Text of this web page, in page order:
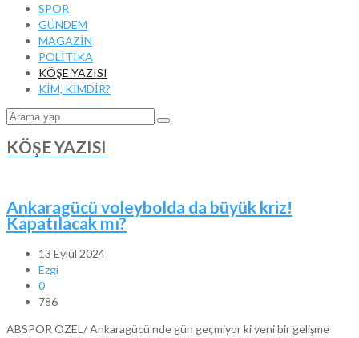
SPOR
GÜNDEM
MAGAZİN
POLİTİKA
KÖŞE YAZISI
KİM, KİMDİR?
KÖŞE YAZISI
Ankaragücü voleybolda da büyük kriz!
Kapatılacak mı?
13 Eylül 2024
Ezgi
0
786
ABSPOR ÖZEL/ Ankaragücü’nde gün geçmiyor ki yeni bir gelişme